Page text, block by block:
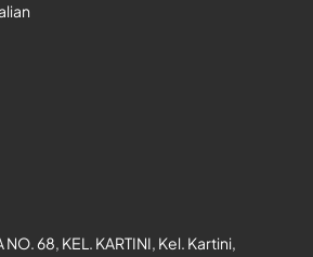
NO. 68, KEL. KARTINI, Kel. Kartini,